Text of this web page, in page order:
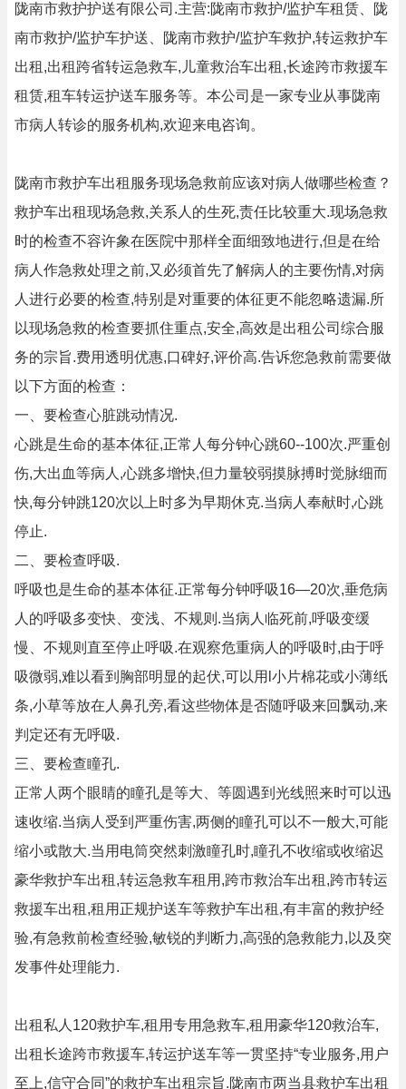
陇南市救护护送有限公司.主营:陇南市救护/监护车租赁、陇
南市救护/监护车护送、陇南市救护/监护车救护,转运救护车
出租,出租跨省转运急救车,儿童救治车出租,长途跨市救援车
租赁,租车转运护送车服务等。本公司是一家专业从事陇南
市病人转诊的服务机构,欢迎来电咨询。
陇南市救护车出租服务现场急救前应该对病人做哪些检查？
救护车出租现场急救,关系人的生死,责任比较重大.现场急救
时的检查不容许象在医院中那样全面细致地进行,但是在给
病人作急救处理之前,又必须首先了解病人的主要伤情,对病
人进行必要的检查,特别是对重要的体征更不能忽略遗漏.所
以现场急救的检查要抓住重点,安全,高效是出租公司综合服
务的宗旨.费用透明优惠,口碑好,评价高.告诉您急救前需要做
以下方面的检查：
一、要检查心脏跳动情况.
心跳是生命的基本体征,正常人每分钟心跳60--100次.严重创
伤,大出血等病人,心跳多增快,但力量较弱摸脉搏时觉脉细而
快,每分钟跳120次以上时多为早期休克.当病人奉献时,心跳
停止.
二、要检查呼吸.
呼吸也是生命的基本体征.正常每分钟呼吸16—20次,垂危病
人的呼吸多变快、变浅、不规则.当病人临死前,呼吸变缓
慢、不规则直至停止呼吸.在观察危重病人的呼吸时,由于呼
吸微弱,难以看到胸部明显的起伏,可以用l小片棉花或小薄纸
条,小草等放在人鼻孔旁,看这些物体是否随呼吸来回飘动,来
判定还有无呼吸.
三、要检查瞳孔.
正常人两个眼睛的瞳孔是等大、等圆遇到光线照来时可以迅
速收缩.当病人受到严重伤害,两侧的瞳孔可以不一般大,可能
缩小或散大.当用电筒突然刺激瞳孔时,瞳孔不收缩或收缩迟
豪华救护车出租,转运急救车租用,跨市救治车出租,跨市转运
救援车出租,租用正规护送车等救护车出租,有丰富的救护经
验,有急救前检查经验,敏锐的判断力,高强的急救能力,以及突
发事件处理能力.
出租私人120救护车,租用专用急救车,租用豪华120救治车,
出租长途跨市救援车,转运护送车等一贯坚持“专业服务,用户
至上,信守合同”的救护车出租宗旨.陇南市两当县救护车出租